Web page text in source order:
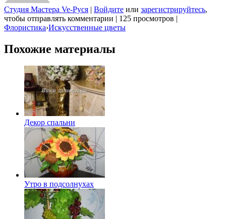
Студия Мастера Ve-Руся | Войдите или зарегистрируйтесь,
чтобы отправлять комментарии | 125 просмотров |
Флористика›Искусственные цветы
Похожие материалы
Декор спальни
Утро в подсолнухах